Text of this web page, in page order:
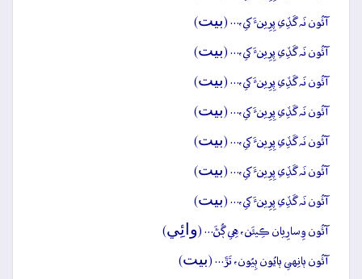
آئُون نَہ گَڏِي پِرِينءَ کي،… (بيت)
آئُون نَہ گَڏِي پِرِينءَ کي،… (بيت)
آئُون نَہ گَڏِي پِرِينءَ کي،… (بيت)
آئُون نَہ گَڏِي پِرِينءَ کي،… (بيت)
آئُون نَہ گَڏِي پِرِينءَ کي،… (بيت)
آئُون نَہ گَڏِي پِرِينءَ کي،… (بيت)
آئُون نَہ گَڏِي پِرِينءَ کي،… (بيت)
آئُون وِسارِيان ڪِيئَن، هِي ڳُڻَ… (وائِي)
آئُون ٻانِهي ٻايُون ٻِيُون، تَڙَ… (بيت)